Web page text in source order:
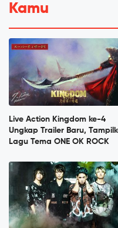
Kamu
Live Action Kingdom ke-4
Ungkap Trailer Baru,
Lagu Tema ONE OK ROCK